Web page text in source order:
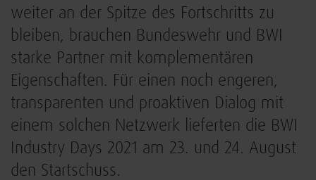
weiter an der Spitze des Fortschritts zu
bleiben, brauchen Bundeswehr und BWI
starke Partner mit komplementären
Eigenschaften. Für einen noch engeren,
transparenten und proaktiven Dialog mit
einem solchen Netzwerk lieferten die BWI
Industry Days 2021 am 23. und 24. August
den Startschuss.